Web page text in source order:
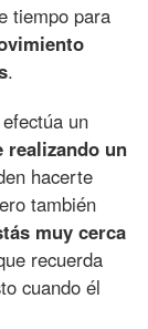
tiempo para
.
un
realizando un
hacerte
también
muy cerca
recuerda
cuando él